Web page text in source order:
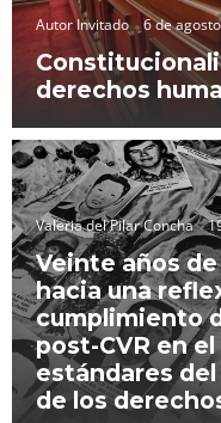
Autor Invitado 6 de
derechos
Valeria del Pilar Concha
Veinte años
hacia una
cumplimiento
post-CVR en
estándares
de los